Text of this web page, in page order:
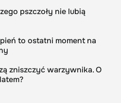
pszczoły nie lubią
to ostatni moment na
zniszczyć warzywnika. O